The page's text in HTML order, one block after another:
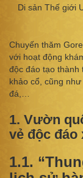
Di sản Thế giới
Chuyến thăm
với hoạt động
độc đáo tạo thành
khảo cổ, cũng
đá,…
1. Vườn
vẻ độc đáo
1.1.